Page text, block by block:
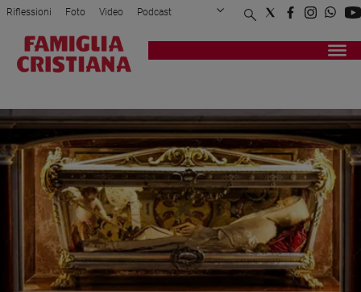
Attualità
Politica
Mondo
Economia
Legalità
giustizia
Sport
Interviste
Riflessioni Foto Video Podcast
Privacy Policy Chi siamo
Registrati Redazione